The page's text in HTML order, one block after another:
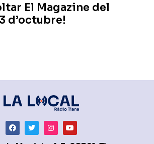
El Magazine del
d’octubre!